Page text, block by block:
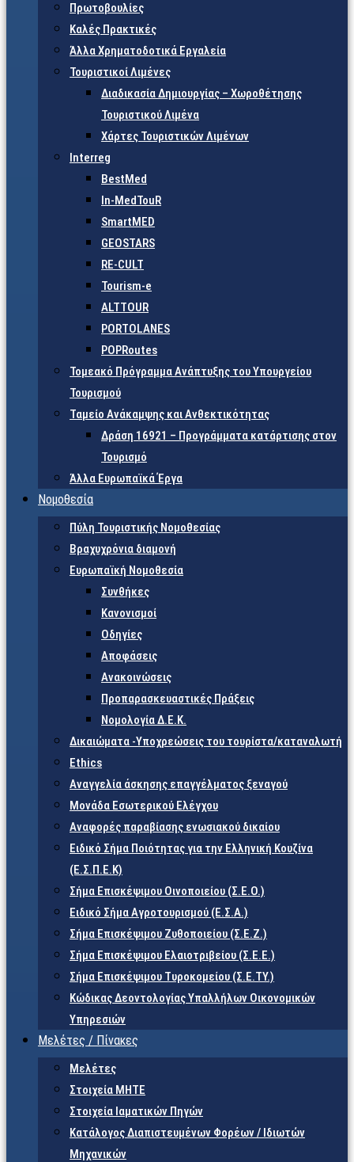
Πρωτοβουλίες
Καλές Πρακτικές
Άλλα Χρηματοδοτικά Εργαλεία
Τουριστικοί Λιμένες
Διαδικασία Δημιουργίας – Χωροθέτησης
Τουριστικού Λιμένα
Χάρτες Τουριστικών Λιμένων
Interreg
BestMed
In-MedTouR
SmartMED
GEOSTARS
RE-CULT
Tourism-e
ALTTOUR
PORTOLANES
POPRoutes
Τομεακό Πρόγραμμα Ανάπτυξης του Υπουργείου
Τουρισμού
Ταμείο Ανάκαμψης και Ανθεκτικότητας
Δράση 16921 – Προγράμματα κατάρτισης στον
Τουρισμό
Άλλα Ευρωπαϊκά Έργα
Νομοθεσία
Πύλη Τουριστικής Νομοθεσίας
Βραχυχρόνια διαμονή
Ευρωπαϊκή Νομοθεσία
Συνθήκες
Κανονισμοί
Οδηγίες
Αποφάσεις
Ανακοινώσεις
Προπαρασκευαστικές Πράξεις
Νομολογία Δ.Ε.Κ.
Δικαιώματα -Υποχρεώσεις του τουρίστα/καταναλωτή
Ethics
Αναγγελία άσκησης επαγγέλματος ξεναγού
Μονάδα Εσωτερικού Ελέγχου
Αναφορές παραβίασης ενωσιακού δικαίου
Ειδικό Σήμα Ποιότητας για την Ελληνική Κουζίνα
(Ε.Σ.Π.Ε.Κ)
Σήμα Επισκέψιμου Οινοποιείου (Σ.Ε.Ο.)
Ειδικό Σήμα Αγροτουρισμού (Ε.Σ.Α.)
Σήμα Επισκέψιμου Ζυθοποιείου (Σ.Ε.Ζ.)
Σήμα Επισκέψιμου Ελαιοτριβείου (Σ.Ε.Ε.)
Σήμα Επισκέψιμου Τυροκομείου (Σ.Ε.TY.)
Κώδικας Δεοντολογίας Υπαλλήλων Οικονομικών
Υπηρεσιών
Μελέτες / Πίνακες
Μελέτες
Στοιχεία ΜΗΤΕ
Στοιχεία Ιαματικών Πηγών
Κατάλογος Διαπιστευμένων Φορέων / Ιδιωτών
Μηχανικών